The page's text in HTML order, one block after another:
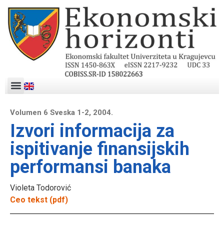
Volumen 6 Sveska 1-2, 2004.
Izvori informacija za
ispitivanje finansijskih
performansi banaka
Violeta Todorović
Ceo tekst (pdf)